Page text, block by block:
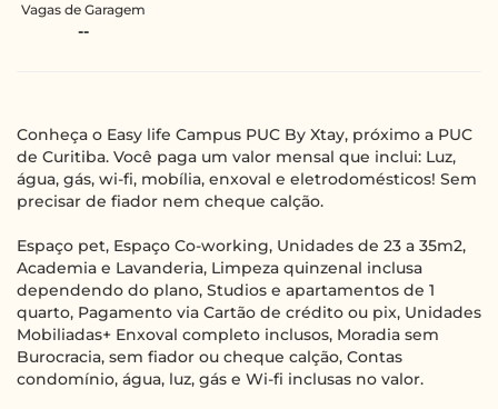
Vagas de Garagem
--
Conheça o Easy life Campus PUC By Xtay, próximo a PUC
de Curitiba. Você paga um valor mensal que inclui: Luz,
água, gás, wi-fi, mobília, enxoval e eletrodomésticos! Sem
precisar de fiador nem cheque calção.
Espaço pet, Espaço Co-working, Unidades de 23 a 35m2,
Academia e Lavanderia, Limpeza quinzenal inclusa
dependendo do plano, Studios e apartamentos de 1
quarto, Pagamento via Cartão de crédito ou pix, Unidades
Mobiliadas+ Enxoval completo inclusos, Moradia sem
Burocracia, sem fiador ou cheque calção, Contas
condomínio, água, luz, gás e Wi-fi inclusas no valor.